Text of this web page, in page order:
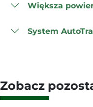
Większa
System
Zobacz